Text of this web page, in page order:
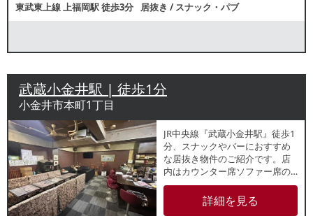
東武東上線上福岡駅徒歩3分 居抜き /スナック・パブ
武蔵小金井駅 | 徒歩1分
小金井市本町1丁目
JR中央線『武蔵小金井駅』徒歩1
分、スナックやバーにおすすめ
な居抜き物件のご紹介です。店
内はカウンター席ソファー席の
レイアウト。スケルトン引き渡
しのご相談も可能ですので、お
気軽にお問合せください。
詳細を見る